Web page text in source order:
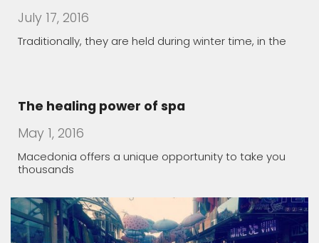
July 17, 2016
Traditionally, they are held during winter time, in the
The healing power of spa
May 1, 2016
Macedonia offers a unique opportunity to take you
thousands